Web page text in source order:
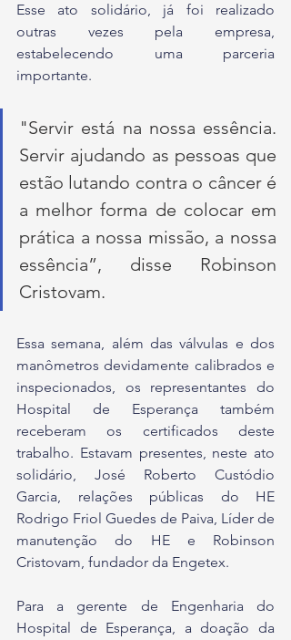
Esse ato solidário, já foi realizado
outras vezes pela empresa,
estabelecendo uma parceria
importante.
"Servir está na nossa essência.
Servir ajudando as pessoas que
estão lutando contra o câncer é
a melhor forma de colocar em
prática a nossa missão, a nossa
essência”, disse Robinson
Cristovam.
Essa semana, além das válvulas e dos
manômetros devidamente calibrados e
inspecionados, os representantes do
Hospital de Esperança também
receberam os certificados deste
trabalho. Estavam presentes, neste ato
solidário, José Roberto Custódio
Garcia, relações públicas do HE
Rodrigo Friol Guedes de Paiva, Líder de
manutenção do HE e Robinson
Cristovam, fundador da Engetex.
Para a gerente de Engenharia do
Hospital de Esperança, a doação da